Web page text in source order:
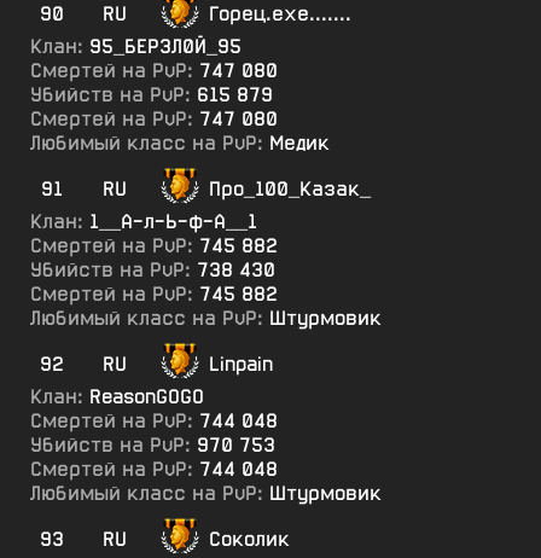
90
RU
Горец.ехе.......
Клан: 95_БЕРЗЛ0Й_95
Смертей на PvP: 747 080
Убийств на PvP: 615 879
Смертей на PvP: 747 080
Любимый класс на PvP: Медик
91
RU
Про_100_Казак_
Клан: 1__А-л-Ь-ф-А__1
Смертей на PvP: 745 882
Убийств на PvP: 738 430
Смертей на PvP: 745 882
Любимый класс на PvP: Штурмовик
92
RU
Linpain
Клан: ReasonGOGO
Смертей на PvP: 744 048
Убийств на PvP: 970 753
Смертей на PvP: 744 048
Любимый класс на PvP: Штурмовик
93
RU
Соколик